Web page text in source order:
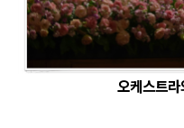
오케스트